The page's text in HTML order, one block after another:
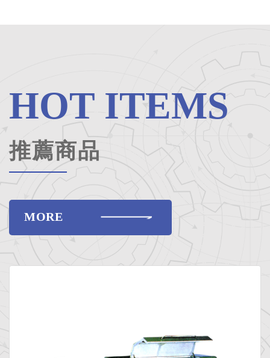
HOT ITEMS
推薦商品
MORE